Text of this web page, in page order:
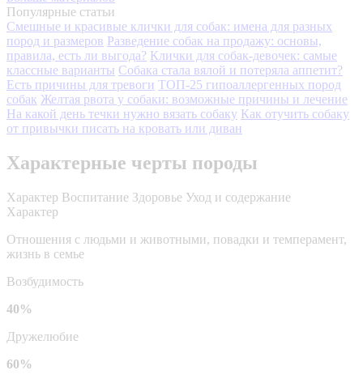
Популярные статьи
Смешные и красивые клички для собак: имена для разных
пород и размеров Разведение собак на продажу: основы,
правила, есть ли выгода? Клички для собак-девочек: самые
классные варианты Собака стала вялой и потеряла аппетит?
Есть причины для тревоги ТОП-25 гипоаллергенных пород
собак Желтая рвота у собаки: возможные причины и лечение
На какой день течки нужно вязать собаку Как отучить собаку
от привычки писать на кровать или диван
Характерные черты породы
Характер Воспитание Здоровье Уход и содержание
Характер
Отношения с людьми и животными, повадки и темперамент,
жизнь в семье
Возбудимость
40%
Дружелюбие
60%